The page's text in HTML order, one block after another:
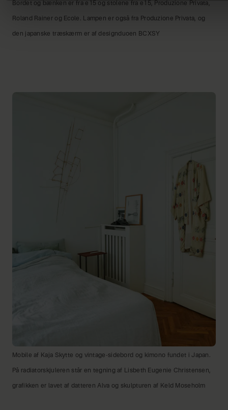
Bordet og bænken er fra e15 og stolene fra e15, Produzione Privata,
Roland Rainer og Ecole. Lampen er også fra Produzione Privata, og
den japanske træskærm er af designduoen BCXSY
Mobile af Kaja Skytte og vintage-sidebord og kimono fundet i Japan.
På radiatorskjuleren står en tegning af Lisbeth Eugenie Christensen,
grafikken er lavet af datteren Alva og skulpturen af Keld Moseholm